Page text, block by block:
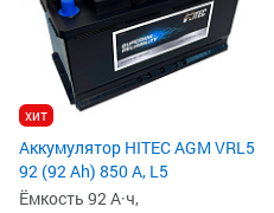
хит
Аккумулятор HITEC AGM VRL5
92 (92 Ah) 850 А, L5
Ёмкость 92 А·ч,